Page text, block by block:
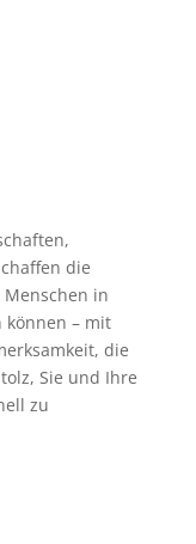
die
in
– mit
die
Sie und Ihre
zu